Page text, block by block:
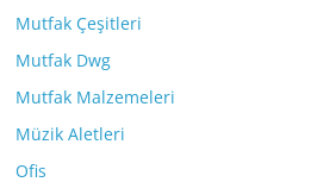
Mutfak Çeşitleri
Mutfak Dwg
Mutfak Malzemeleri
Müzik Aletleri
Ofis